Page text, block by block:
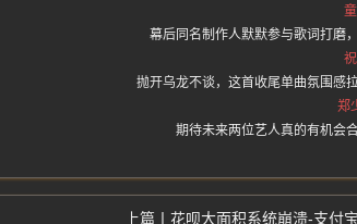
幕后同名制作人默默参与歌词打磨
抛开乌龙不谈，这首收尾单曲氛围感
郑
期待未来两位艺人真的有机会
花呗大面积系统崩溃-支付